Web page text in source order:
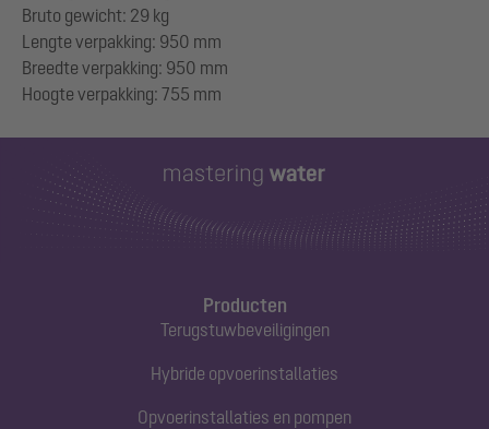
Bruto gewicht: 29 kg
Lengte verpakking: 950 mm
Breedte verpakking: 950 mm
Producten
Terugstuwbeveiligingen
Hybride opvoerinstallaties
Opvoerinstallaties en pompen